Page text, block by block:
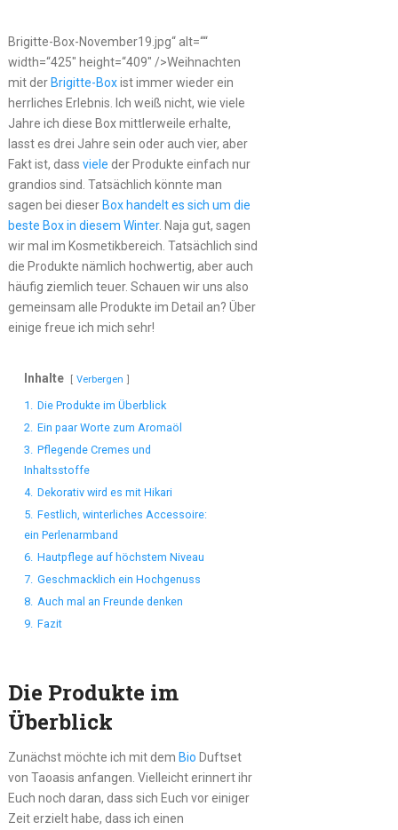
Brigitte-Box-November19.jpg“ alt=““
width=“425″ height=“409″ />Weihnachten
mit derBrigitte-Boxist immer wieder ein
herrliches Erlebnis. Ich weiß nicht, wie viele
Jahre ich diese Box mittlerweile erhalte,
lasst es drei Jahre sein oder auch vier, aber
Fakt ist, dass viele der Produkte einfach nur
grandios sind. Tatsächlich könnte man
sagen bei dieserBox handelt es sich um die
beste Box in diesem Winter. Naja gut, sagen
wir mal im Kosmetikbereich. Tatsächlich sind
die Produkte nämlich hochwertig, aber auch
häufig ziemlich teuer. Schauen wir uns also
gemeinsam alle Produkte im Detail an? Über
einige freue ich mich sehr!
Inhalte Verbergen
1.
Die Produkte im Überblick
2. Ein paar Worte zum Aromaöl
3. Pflegende Cremes und
Inhaltsstoffe
4. Dekorativ wird es mit Hikari
5. Festlich, winterliches Accessoire:
ein Perlenarmband
6. Hautpflege auf höchstem Niveau
7. Geschmacklich ein Hochgenuss
8. Auch mal an Freunde denken
9. Fazit
Die Produkte im
Überblick
Zunächst möchte ich mit dem Bio Duftset
von Taoasis anfangen. Vielleicht erinnert ihr
Euch noch daran, dass sich Euch vor einiger
Zeit erzielt habe, dass ich einen